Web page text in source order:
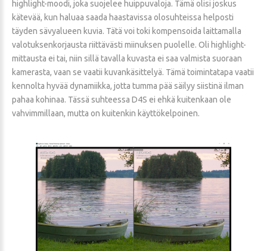
highlight-moodi, joka suojelee huippuvaloja. Tämä olisi joskus
kätevää, kun haluaa saada haastavissa olosuhteissa helposti
täyden sävyalueen kuvia. Tätä voi toki kompensoida laittamalla
valotuksenkorjausta riittävästi miinuksen puolelle. Oli highlight-
mittausta ei tai, niin sillä tavalla kuvasta ei saa valmista suoraan
kamerasta, vaan se vaatii kuvankäsittelyä. Tämä toimintatapa vaatii
kennolta hyvää dynamiikka, jotta tumma pää säilyy siistinä ilman
pahaa kohinaa. Tässä suhteessa D4S ei ehkä kuitenkaan ole
vahvimmillaan, mutta on kuitenkin käyttökelpoinen.